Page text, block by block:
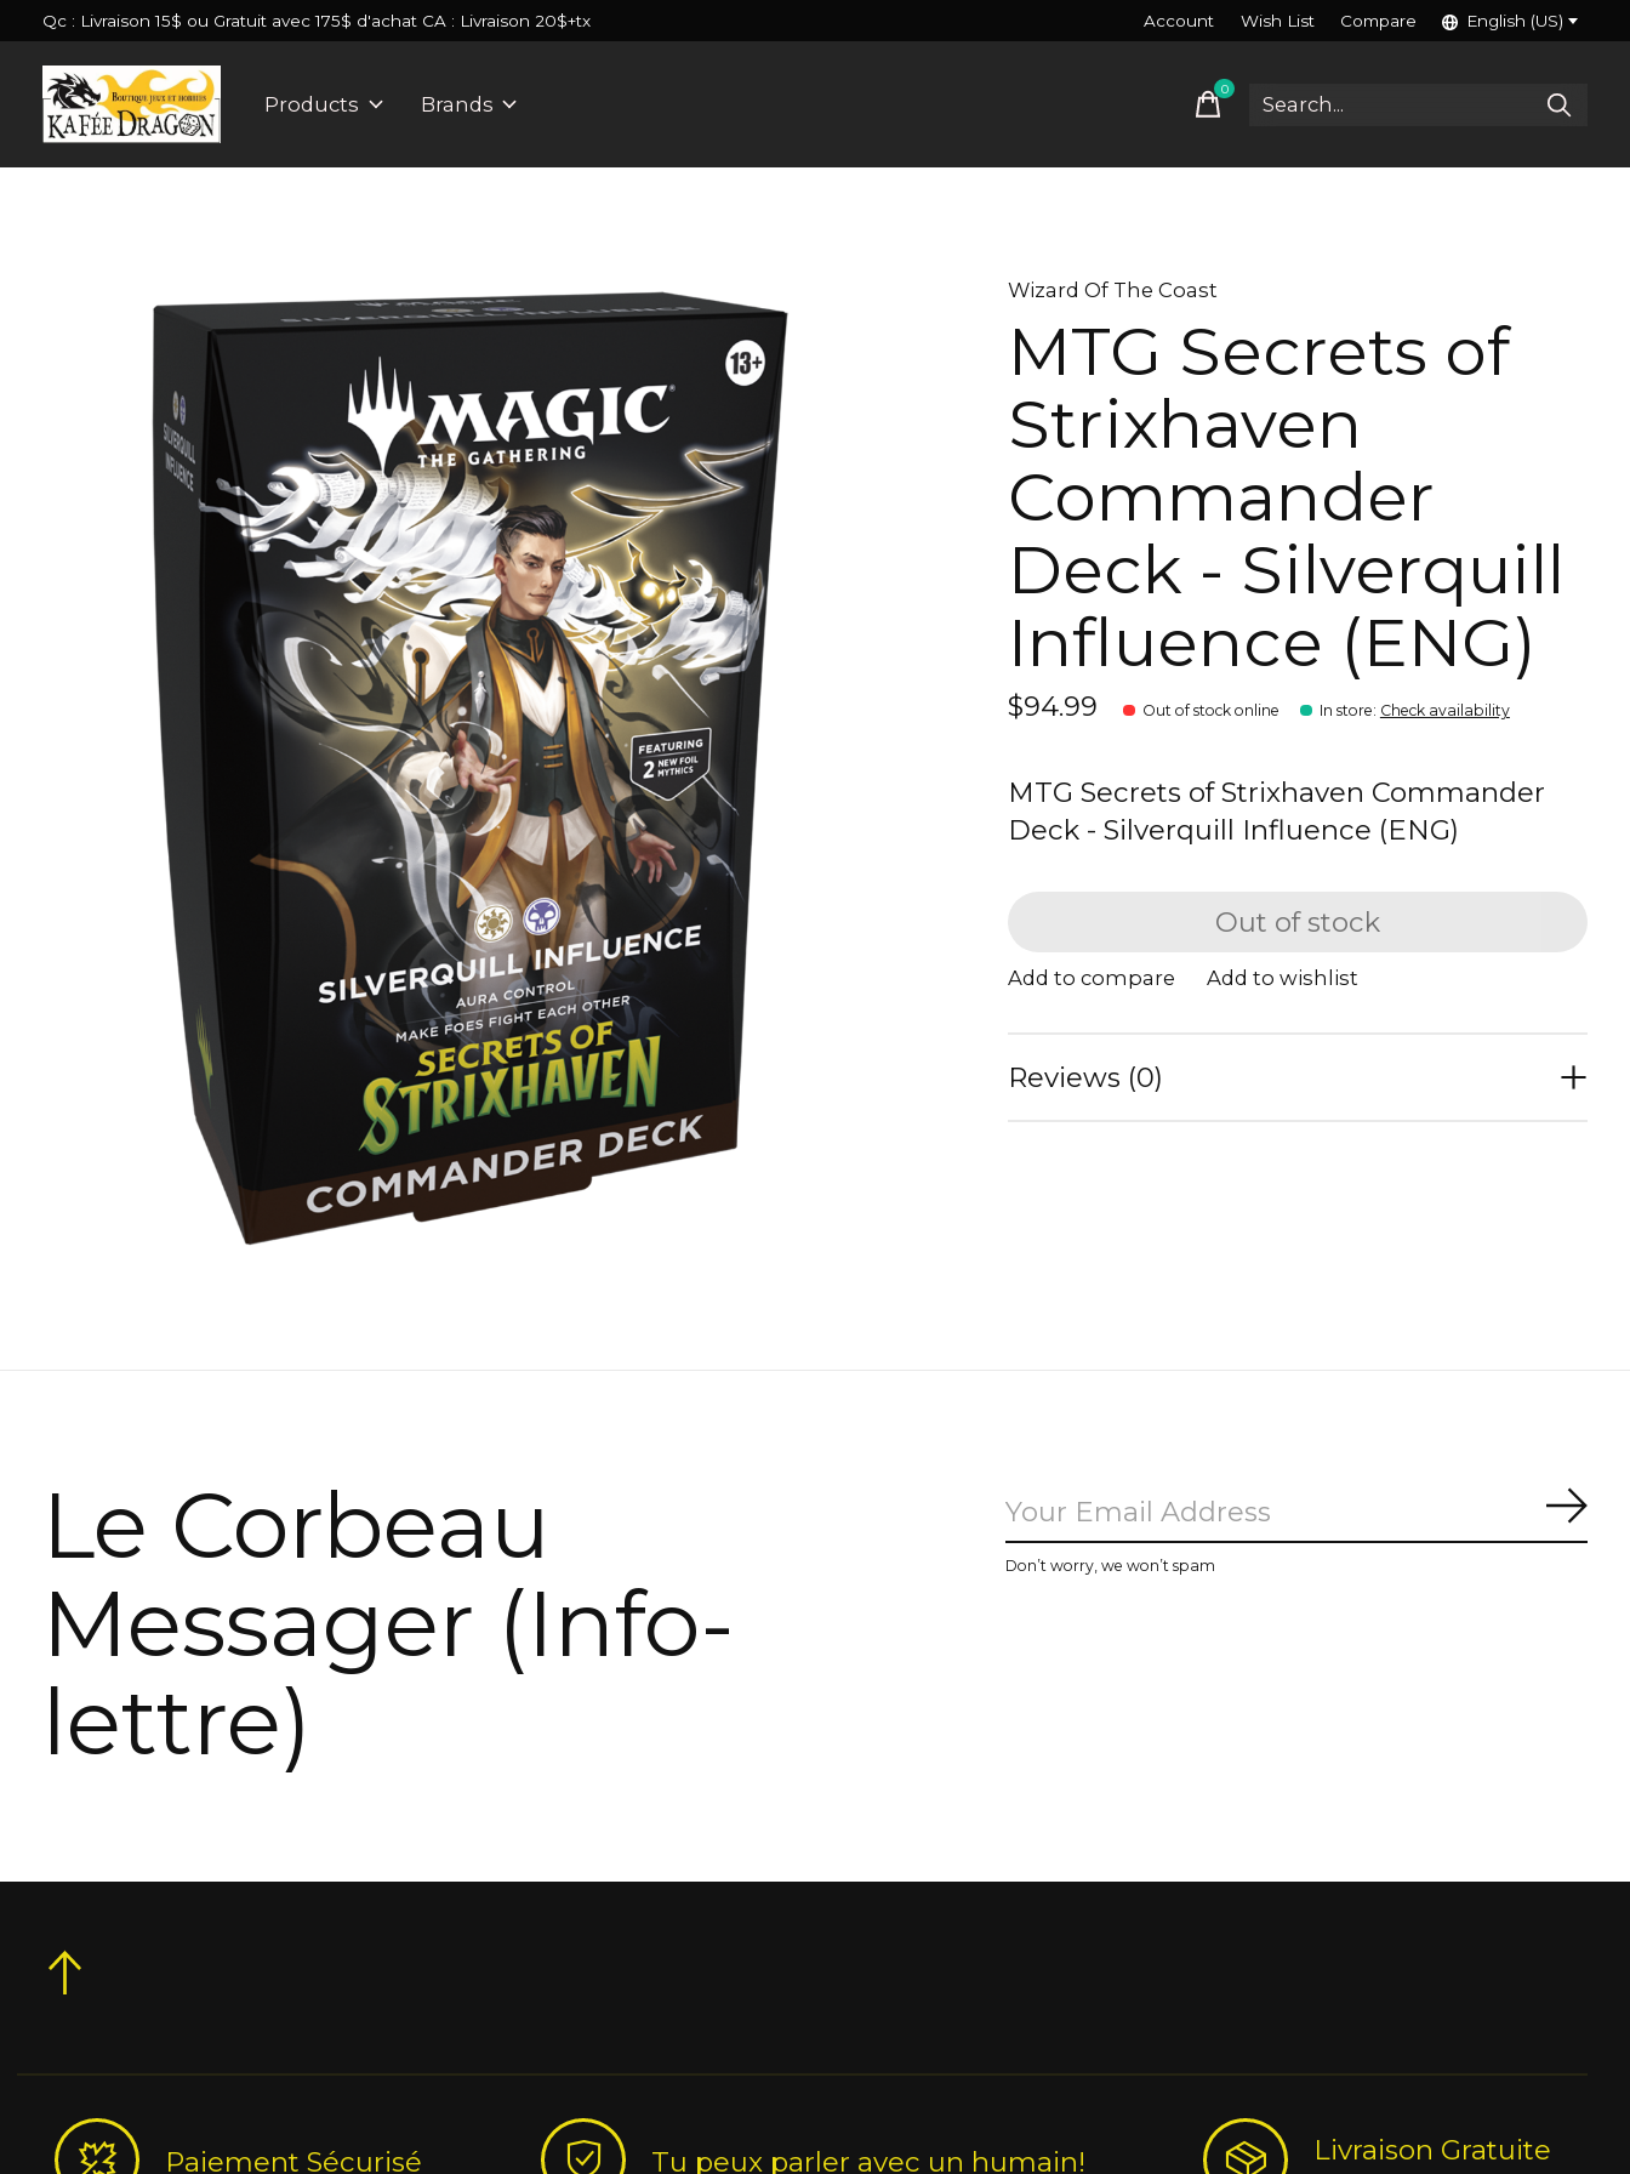
Qc : Livraison 15$ ou Gratuit avec 175$ d'achat CA : Livraison 20$+tx Account Wish List Compare English (US)
Products Brands
0items
Slideshow Items Wizard Of The Coast
MTG Secrets of
Strixhaven
Commander
Deck - Silverquill
Influence (ENG)
$94.99 Out of stock online In store: Check availability
MTG Secrets of Strixhaven Commander
Deck - Silverquill Influence (ENG)
Out of stock
Add to compare Add to wishlist
Reviews (0)
Le Corbeau
Messager (Info-
lettre)
Don’t worry, we won’t spam
Paiement Sécurisé Tu peux parler avec un humain! Livraison Gratuite